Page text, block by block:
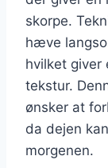
skorpe.
hæve
hvilket giver
tekstur.
ønsker at
da dejen
morgenen.